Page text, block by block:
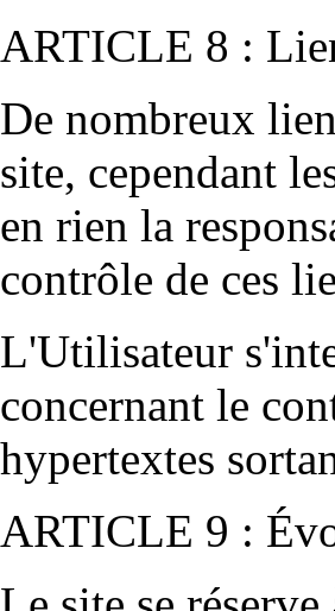
ARTICLE 8 :
De nombreux
site, cependant
en rien la
contrôle de ces
L'Utilisateur
concernant le
hypertextes
ARTICLE 9 :